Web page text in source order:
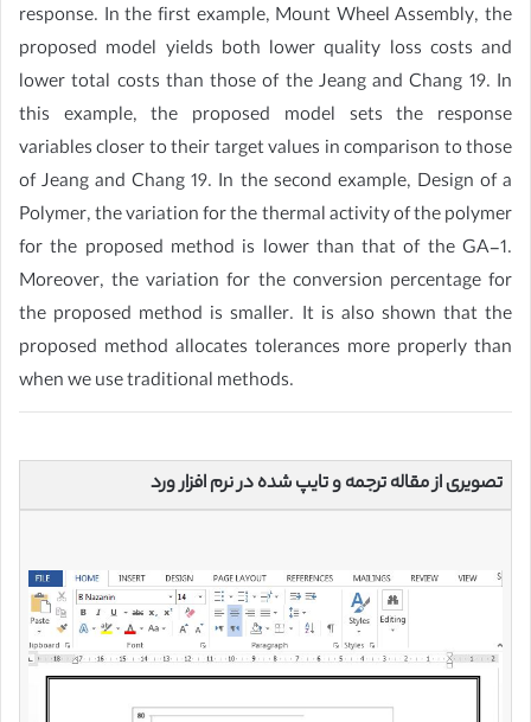
response. In the first example, Mount Wheel Assembly, the
proposed model yields both lower quality loss costs and
lower total costs than those of the Jeang and Chang 19. In
this example, the proposed model sets the response
variables closer to their target values in comparison to those
of Jeang and Chang 19. In the second example, Design of a
Polymer, the variation for the thermal activity of the polymer
for the proposed method is lower than that of the GA-1.
Moreover, the variation for the conversion percentage for
the proposed method is smaller. It is also shown that the
proposed method allocates tolerances more properly than
when we use traditional methods.
تصویری از مقاله ترجمه و تایپ شده در نرم افزار ورد